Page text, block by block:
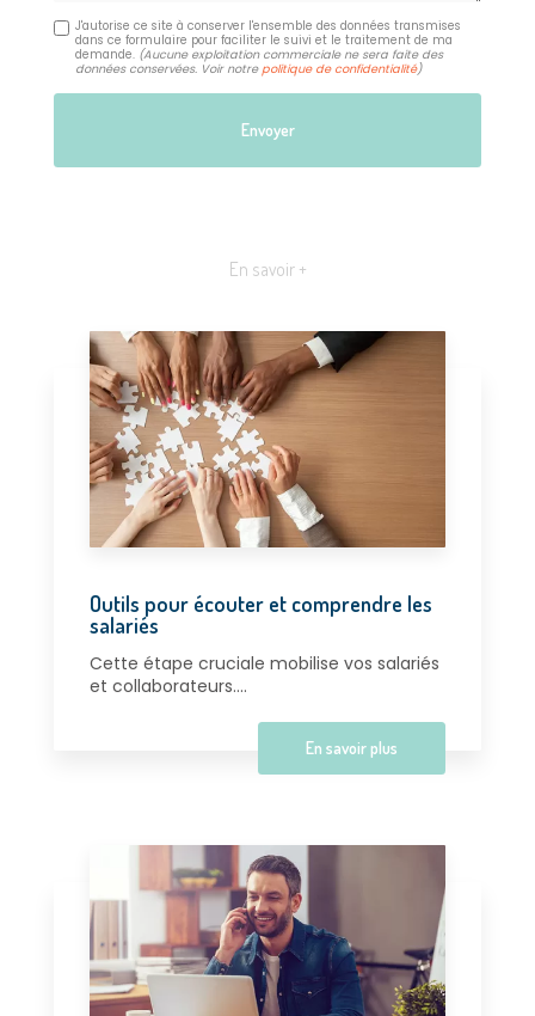
J'autorise ce site à conserver l'ensemble des données transmises
dans ce formulaire pour faciliter le suivi et le traitement de ma
demande. (Aucune exploitation commerciale ne sera faite des
données conservées. Voir notrepolitique de confidentialité)
En savoir +
Outils pour écouter et comprendre les
salariés
Cette étape cruciale mobilise vos salariés
et collaborateurs....
En savoir plus